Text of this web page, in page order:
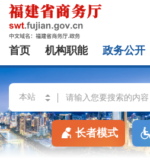
首页 机构职能 政务公开
长者模式